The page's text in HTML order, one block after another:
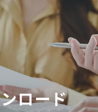
ンロード